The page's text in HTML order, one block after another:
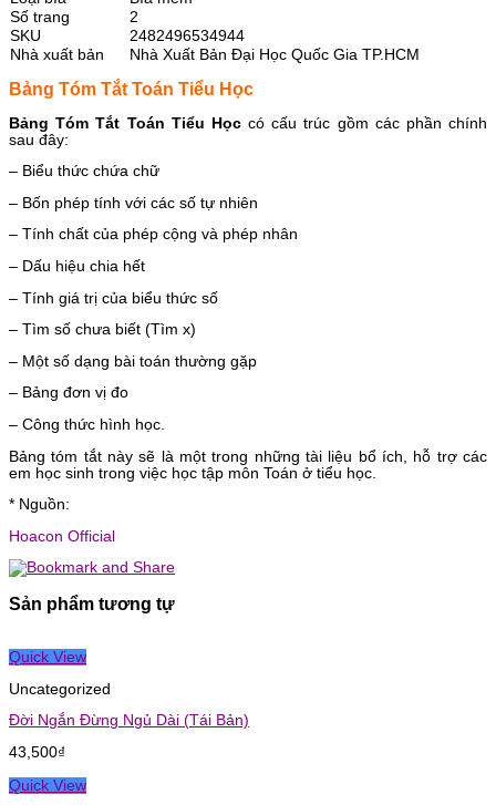
Số trang
2
SKU
2482496534944
Nhà xuất bản
Nhà Xuất Bản Đại Học Quốc Gia TP.HCM
Bảng Tóm Tắt Toán Tiểu Học
Bảng Tóm Tắt Toán Tiểu Học có cấu trúc gồm các phần chính
sau đây:
– Biểu thức chứa chữ
– Bốn phép tính với các số tự nhiên
– Tính chất của phép cộng và phép nhân
– Dấu hiệu chia hết
– Tính giá trị của biểu thức số
– Tìm số chưa biết (Tìm x)
– Một số dạng bài toán thường gặp
– Bảng đơn vị đo
– Công thức hình học.
Bảng tóm tắt này sẽ là một trong những tài liệu bổ ích, hỗ trợ các
em học sinh trong việc học tập môn Toán ở tiểu học.
* Nguồn:
Hoacon Official
Sản phẩm tương tự
Quick View
Uncategorized
Đời Ngắn Đừng Ngủ Dài (Tái Bản)
43,500₫
Quick View